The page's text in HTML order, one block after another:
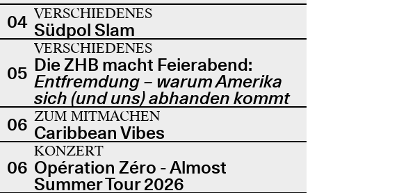
04 VERSCHIEDENES
Südpol Slam
05
VERSCHIEDENES
Die ZHB macht Feierabend:
Entfremdung – warum Amerika
sich (und uns) abhanden kommt
06 ZUM MITMACHEN
Caribbean Vibes
06
KONZERT
Opération Zéro - Almost
Summer Tour 2026